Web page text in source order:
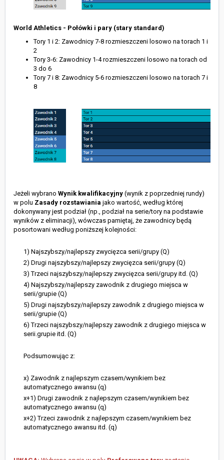
World Athletics - Połówki i pary (stary standard)
Tory 1 i 2: Zawodnicy 7-8 rozmieszczeni losowo na torach 1 i
2
Tory 3-6: Zawodnicy 1-4 rozmieszczeni losowo na torach od
3 do 6
Tory 7 i 8: Zawodnicy 5-6 rozmieszczeni losowo na torach 7 i
8
Jeżeli wybrano Wynik kwalifikacyjny (wynik z poprzedniej rundy)
w polu Zasady rozstawiania jako wartość, według której
dokonywany jest podział (np., podział na serie/tory na podstawie
wyników z eliminacji), wówczas pamiętaj, że zawodnicy będą
posortowani według poniższej kolejności:
1) Najszybszy/najlepszy zwycięzca serii/grupy (Q)
2) Drugi najszybszy/najlepszy zwycięzca serii/grupy (Q)
3) Trzeci najszybszy/najlepszy zwycięzca serii/grupy itd. (Q)
4) Najszybszy/najlepszy zawodnik z drugiego miejsca w
serii/grupie (Q)
5) Drugi najszybszy/najlepszy zawodnik z drugiego miejsca w
serii/grupie (Q)
6) Trzeci najszybszy/najlepszy zawodnik z drugiego miejsca w
serii.grupie itd. (Q)
Podsumowując z:
x) Zawodnik z najlepszym czasem/wynikiem bez
automatycznego awansu (q)
x+1) Drugi zawodnik z najlepszym czasem/wynikiem bez
automatycznego awansu (q)
x+2) Trzeci zawodnik z najlepszym czasem/wynikiem bez
automatycznego awansu itd. (q)